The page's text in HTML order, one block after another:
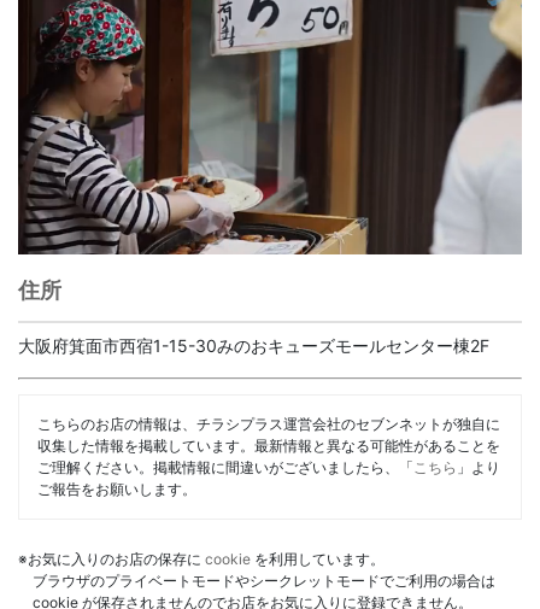
住所
大阪府箕面市西宿1-15-30みのおキューズモールセンター棟2F
こちらのお店の情報は、チラシプラス運営会社のセブンネットが独自に
収集した情報を掲載しています。最新情報と異なる可能性があることを
ご理解ください。掲載情報に間違いがございましたら、「 こちら 」より
ご報告をお願いします。
※お気に入りのお店の保存に cookie を利用しています。
ブラウザのプライベートモードやシークレットモードでご利用の場合は
cookie が保存されませんのでお店をお気に入りに登録できません。